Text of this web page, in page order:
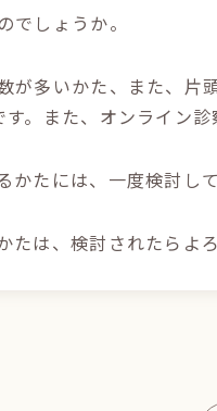
でしょうか。
が多いかた、また、片
。また、オンライン診
かたには、一度検討し
は、検討されたらよ